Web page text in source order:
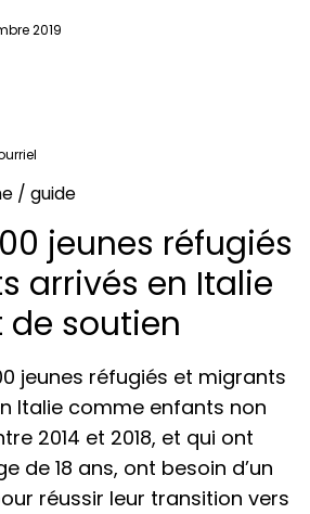
2019
/ guide
jeunes réfugiés
arrivés en Italie
soutien
jeunes réfugiés et migrants
Italie comme enfants non
2014 et 2018, et qui ont
de 18 ans, ont besoin d’un
réussir leur transition vers